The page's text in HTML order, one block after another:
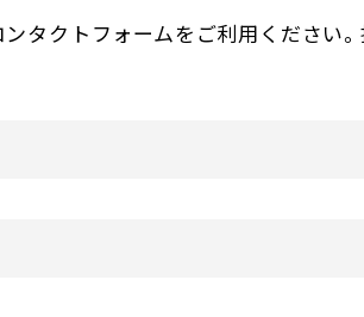
タクトフォームをご利用ください